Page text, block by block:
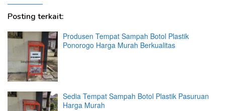
Posting terkait:
Produsen Tempat Sampah Botol Plastik
Ponorogo Harga Murah Berkualitas
Sedia Tempat Sampah Botol Plastik Pasuruan
Harga Murah